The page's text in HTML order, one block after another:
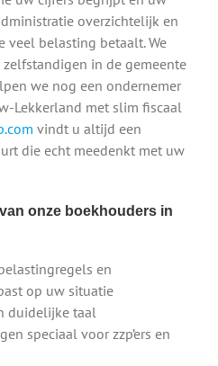
overzichtelijk en
veel belasting betaalt. We
in de gemeente
we nog een ondernemer
Lekkerland met slim fiscaal
vindt u altijd een
die echt meedenkt met uw
onze boekhouders in
en
op uw situatie
duidelijke taal
speciaal voor zzp’ers en